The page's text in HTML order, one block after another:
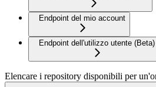
Endpoint del mio account
Endpoint dell'utilizzo utente (Beta)
Elencare i repository disponibili per